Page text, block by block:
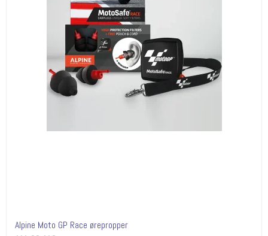
Alpine Moto GP Race ørepropper